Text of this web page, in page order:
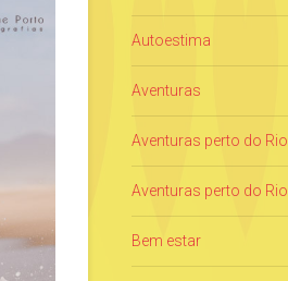
Autoestima
Aventuras
Aventuras perto do Rio
Aventuras perto do Rio
Bem estar